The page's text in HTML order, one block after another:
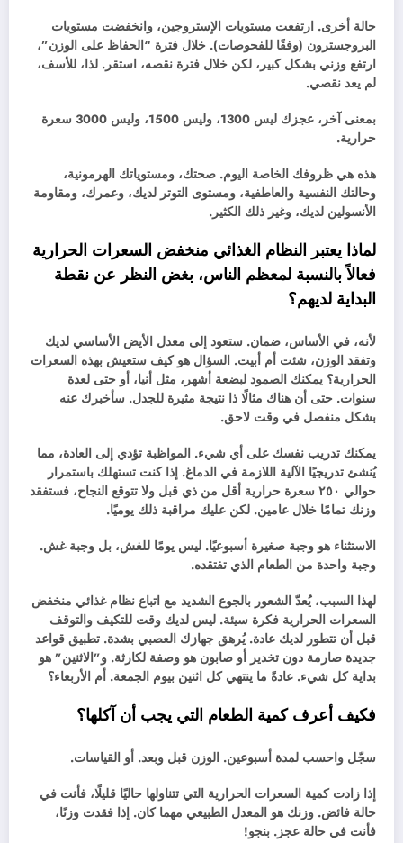
حالة أخرى. ارتفعت مستويات الإستروجين، وانخفضت مستويات
البروجسترون (وفقًا للفحوصات). خلال فترة “الحفاظ على الوزن”،
ارتفع وزني بشكل كبير، لكن خلال فترة نقصه، استقر. لذا، للأسف،
لم يعد نقصي.
بمعنى آخر، عجزك ليس 1300، وليس 1500، وليس 3000 سعرة
حرارية.
هذه هي ظروفك الخاصة اليوم. صحتك، ومستوياتك الهرمونية،
وحالتك النفسية والعاطفية، ومستوى التوتر لديك، وعمرك، ومقاومة
الأنسولين لديك، وغير ذلك الكثير.
لماذا يعتبر النظام الغذائي منخفض السعرات الحرارية
فعالاً بالنسبة لمعظم الناس، بغض النظر عن نقطة
البداية لديهم؟
لأنه، في الأساس، ضمان. ستعود إلى معدل الأيض الأساسي لديك
وتفقد الوزن، شئت أم أبيت. السؤال هو كيف ستعيش بهذه السعرات
الحرارية؟ يمكنك الصمود لبضعة أشهر، مثل أنيا، أو حتى لعدة
سنوات. حتى أن هناك مثالًا ذا نتيجة مثيرة للجدل. سأخبرك عنه
بشكل منفصل في وقت لاحق.
يمكنك تدريب نفسك على أي شيء. المواظبة تؤدي إلى العادة، مما
يُنشئ تدريجيًا الآلية اللازمة في الدماغ. إذا كنت تستهلك باستمرار
حوالي ٢٥٠ سعرة حرارية أقل من ذي قبل ولا تتوقع النجاح، فستفقد
وزنك تمامًا خلال عامين. لكن عليك مراقبة ذلك يوميًا.
الاستثناء هو وجبة صغيرة أسبوعيًا. ليس يومًا للغش، بل وجبة غش.
وجبة واحدة من الطعام الذي تفتقده.
لهذا السبب، يُعدّ الشعور بالجوع الشديد مع اتباع نظام غذائي منخفض
السعرات الحرارية فكرة سيئة. ليس لديك وقت للتكيف والتوقف
قبل أن تتطور لديك عادة. يُرهق جهازك العصبي بشدة. تطبيق قواعد
جديدة صارمة دون تخدير أو صابون هو وصفة لكارثة. و”الاثنين” هو
بداية كل شيء. عادةً ما ينتهي كل اثنين بيوم الجمعة. أم الأربعاء؟
فكيف أعرف كمية الطعام التي يجب أن آكلها؟
سجّل واحسب لمدة أسبوعين. الوزن قبل وبعد. أو القياسات.
إذا زادت كمية السعرات الحرارية التي تتناولها حاليًا قليلًا، فأنت في
حالة فائض. وزنك هو المعدل الطبيعي مهما كان. إذا فقدت وزنًا،
فأنت في حالة عجز. بنجو!